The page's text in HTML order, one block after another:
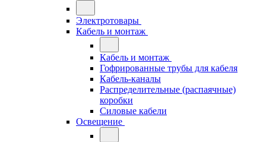
Электротовары
Кабель и монтаж
Кабель и монтаж
Гофрированные трубы для кабеля
Кабель-каналы
Распределительные (распаячные)
коробки
Силовые кабели
Освещение